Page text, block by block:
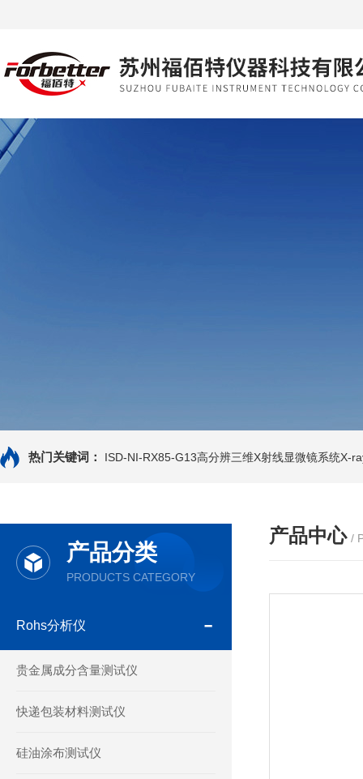
热门关键词： ISD-NI-RX85-G13高分辨三维X射线显微镜系统X-
产品分类
PRODUCTS CATEGORY
Rohs分析仪
贵金属成分含量测试仪
快递包装材料测试仪
硅油涂布测试仪
产品中心 /